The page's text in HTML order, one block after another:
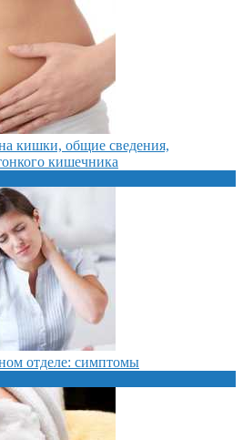
кишки, общие сведения,
кишечника
отделе: симптомы